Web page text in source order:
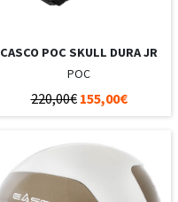
CASCO POC SKULL DURA JR
POC
220,00€ 155,00€